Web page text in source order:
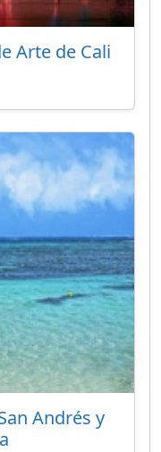
Arte de Cali
Andrés y